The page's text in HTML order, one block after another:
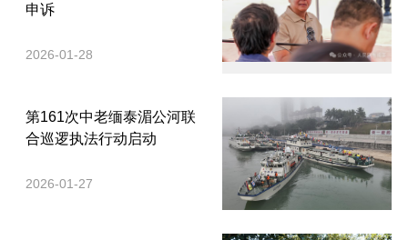
申诉
2026-01-28
第161次中老缅泰湄公河联
合巡逻执法行动启动
2026-01-27